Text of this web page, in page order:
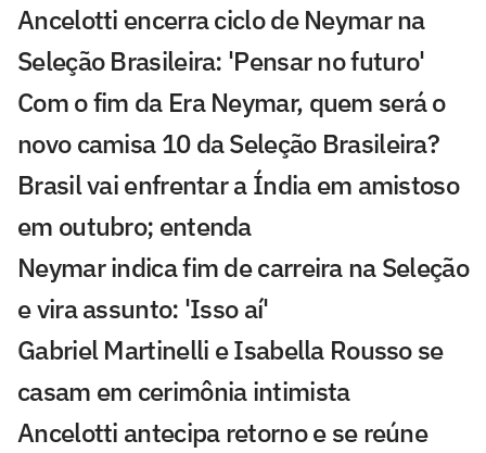
Ancelotti encerra ciclo de Neymar na
Seleção Brasileira: 'Pensar no futuro'
Com o fim da Era Neymar, quem será o
novo camisa 10 da Seleção Brasileira?
Brasil vai enfrentar a Índia em amistoso
em outubro; entenda
Neymar indica fim de carreira na Seleção
e vira assunto: 'Isso aí'
Gabriel Martinelli e Isabella Rousso se
casam em cerimônia intimista
Ancelotti antecipa retorno e se reúne